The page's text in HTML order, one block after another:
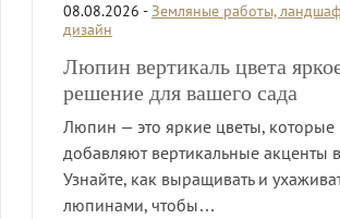
08.08.2026 -Земляные работы,
дизайн
Люпин вертикаль цвета
решение для вашего сада
Люпин — это яркие цветы, которые
добавляют вертикальные акценты
Узнайте, как выращивать и
люпинами, чтобы…